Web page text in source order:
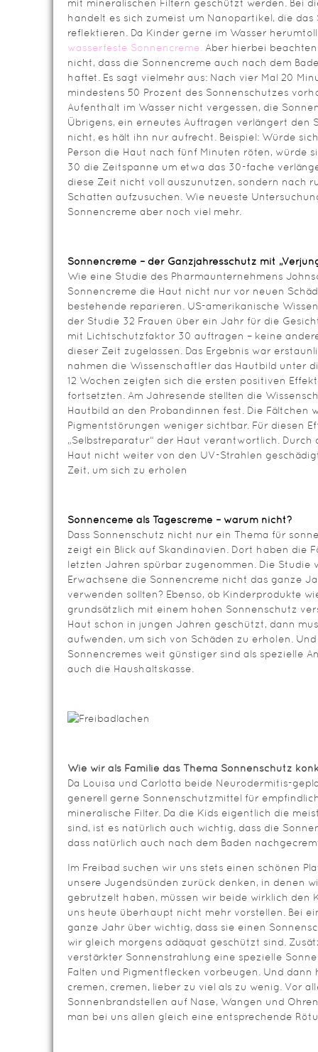
mit mineralischen Filtern geschützt werden. Bei
handelt es sich zumeist um Nanopartikel, die
reflektieren. Da Kinder gerne im Wasser
wasserfeste Sonnencreme. Aber hierbei
nicht, dass die Sonnencreme auch nach dem
haftet. Es sagt vielmehr aus: Nach vier Mal 20
mindestens 50 Prozent des Sonnenschutzes
Aufenthalt im Wasser nicht vergessen, die
Übrigens, ein erneutes Auftragen verlängert den
nicht, es hält ihn nur aufrecht. Beispiel: Würde
Person die Haut nach fünf Minuten röten, würde
30 die Zeitspanne um etwa das 30-fache
diese Zeit nicht voll auszunutzen, sondern nach
Schatten aufzusuchen. Wie neueste
Sonnencreme aber noch viel mehr.
Sonnencreme – der Ganzjahresschutz mit
Wie eine Studie des Pharmaunternehmens
Sonnencreme die Haut nicht nur vor neuen
bestehende reparieren. US-amerikanische
der Studie 32 Frauen über ein Jahr für die
mit Lichtschutzfaktor 30 auftragen – keine
dieser Zeit zugelassen. Das Ergebnis war
nahmen die Wissenschaftler das Hautbild unter
12 Wochen zeigten sich die ersten positiven
fortsetzten. Am Jahresende stellten die
Hautbild an den Probandinnen fest. Die Fältchen
Pigmentstörungen weniger sichtbar. Für diesen
„Selbstreparatur“ der Haut verantwortlich.
Haut nicht weiter von den UV-Strahlen
Zeit, um sich zu erholen
Sonnenceme als Tagescreme – warum nicht?
Dass Sonnenschutz nicht nur ein Thema für
zeigt ein Blick auf Skandinavien. Dort haben die
letzten Jahren spürbar zugenommen. Die Studie
Erwachsene die Sonnencreme nicht das ganze
verwenden sollten? Ebenso, ob Kinderprodukte
grundsätzlich mit einem hohen Sonnenschutz
Haut schon in jungen Jahren geschützt, dann
aufwenden, um sich von Schäden zu erholen.
Sonnencremes weit günstiger sind als spezielle
auch die Haushaltskasse.
Wie wir als Familie das Thema Sonnenschutz
Da Louisa und Carlotta beide Neurodermitis-
generell gerne Sonnenschutzmittel für
mineralische Filter. Da die Kids eigentlich die
sind, ist es natürlich auch wichtig, dass die
dass natürlich auch nach dem Baden
Im Freibad suchen wir uns stets einen schönen
unsere Jugendsünden zurück denken, in denen
gebrutzelt haben, müssen wir beide wirklich den
uns heute überhaupt nicht mehr vorstellen. Bei
ganze Jahr über wichtig, dass sie einen
wir gleich morgens adäquat geschützt sind.
verstärkter Sonnenstrahlung eine spezielle
Falten und Pigmentflecken vorbeugen. Und dann
cremen, cremen, lieber zu viel als zu wenig. Vor
Sonnenbrandstellen auf Nase, Wangen und
man bei uns allen gleich eine entsprechende